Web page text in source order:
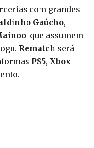
com grandes
Gaúcho,
, que assumem
Rematch será
PS5, Xbox